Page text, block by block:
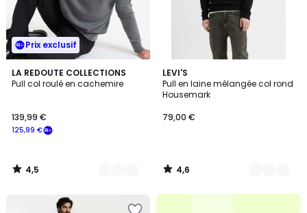
Prix exclusif
LA REDOUTE COLLECTIONS
Pull col roulé en cachemire
125,99 €
139,99 €
4,5
/ 5
3
Couleurs
4,5
/
LEVI'S
Pull en laine mélangée col rond
Housemark
79,00 €
4,6
/ 5
3
Couleurs
4,6
/